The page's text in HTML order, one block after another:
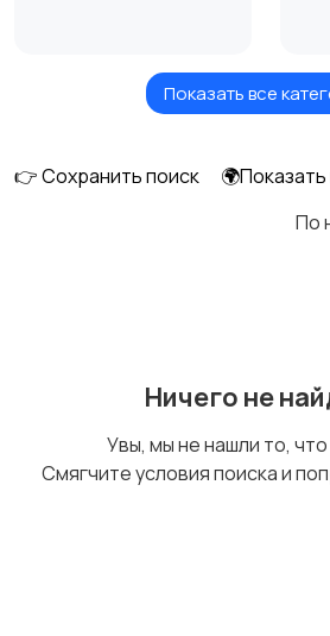
Головные уборыПоказать все
👉 Сохранить поиск
По
Ничего не
Увы, мы не нашли то, что
Смягчите условия поиска и